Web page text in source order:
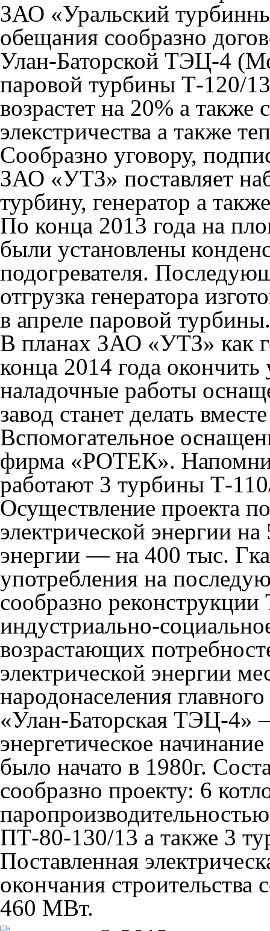
ЗАО «Уральский
обещания сообразно
Улан-Баторской ТЭЦ-4
паровой турбины Т-120/
возрастет на 20% а также
элекстричества а также
Сообразно уговору,
ЗАО «УТЗ» поставляет
турбину, генератор а
По конца 2013 года на
были установлены
подогревателя.
отгрузка генератора
в апреле паровой турбины.
В планах ЗАО «УТЗ» как
конца 2014 года окончить
наладочные работы
завод станет делать
Вспомогательное
фирма «РОТЕК».
работают 3 турбины Т-
Осуществление проекта
электрической энергии
энергии — на 400 тыс.
употребления на
сообразно
индустриально-
возрастающих
электрической энергии
народонаселения
«Улан-Баторская ТЭЦ-4»
энергетическое
было начато в 1980г.
сообразно проекту: 6
ПТ-80-130/13 а также 3
Поставленная
окончания
460 МВт.